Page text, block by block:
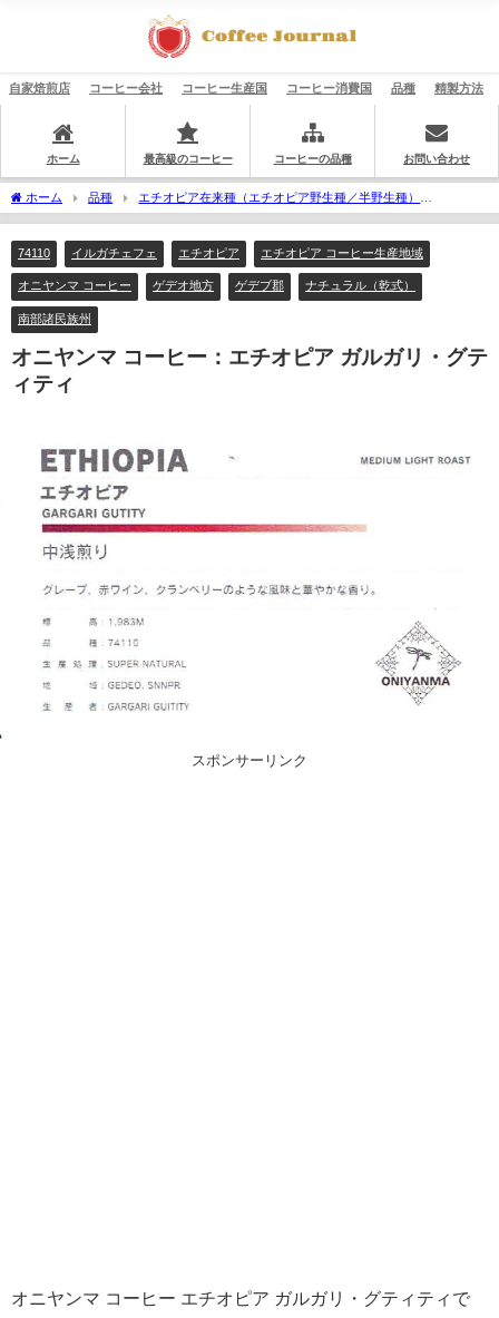
自家焙煎店 コーヒー会社 コーヒー生産国 コーヒー消費国 品種 精製方法
ホーム 最高級のコーヒー コーヒーの品種 お問い合わせ
ホーム 品種
エチオピア在来種（エチオピア野生種／半野生種）
74110
オニヤンマ コーヒー：エチオピア ガルガリ・グティティ
74110 イルガチェフェ エチオピア エチオピア コーヒー生産地域
オニヤンマ コーヒー ゲデオ地方 ゲデブ郡 ナチュラル（乾式）
南部諸民族州
オニヤンマ コーヒー：エチオピア ガルガリ・グテ
ィティ
スポンサーリンク
オニヤンマ コーヒー エチオピア ガルガリ・グティティで